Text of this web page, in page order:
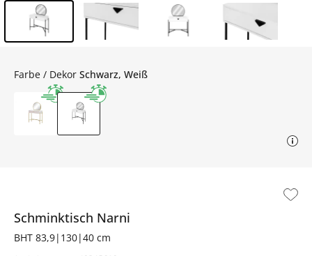
Schminktisch Narni
BHT 83,9|130|40 cm
Farbe / Dekor Schwarz, Weiß